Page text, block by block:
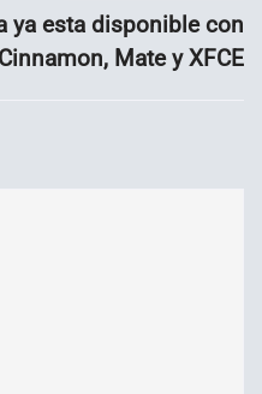
ya esta disponible con
Cinnamon, Mate y XFCE